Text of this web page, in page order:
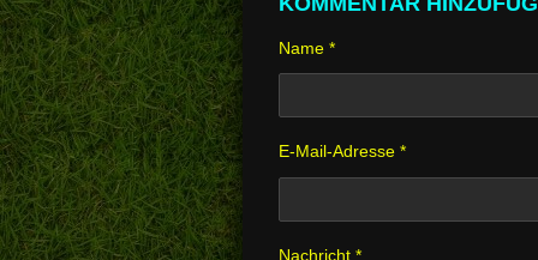
Name *
E-Mail-Adresse *
Nachricht *